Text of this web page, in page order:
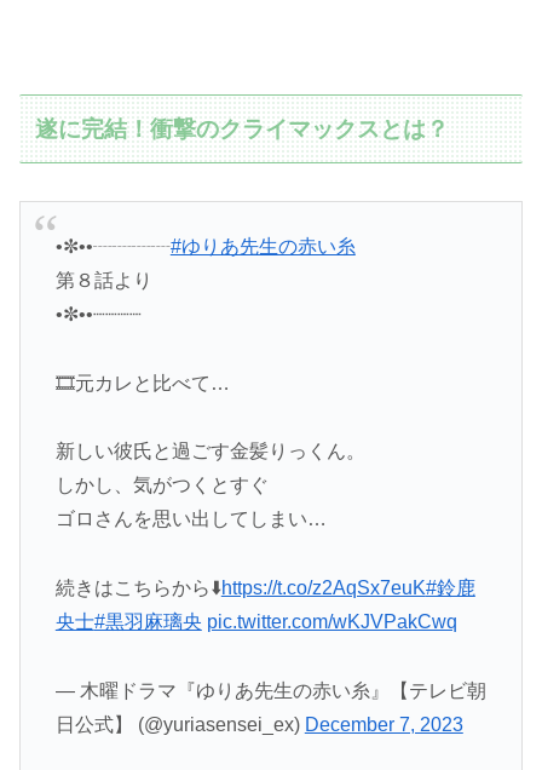
遂に完結！衝撃のクライマックスとは？
•✼••┈┈┈┈#ゆりあ先生の赤い糸
第８話より
•✼••┈┈┈┈
🎞️元カレと比べて…
新しい彼氏と過ごす金髪りっくん。
しかし、気がつくとすぐ
ゴロさんを思い出してしまい…
続きはこちらから⬇️https://t.co/z2AqSx7euK#鈴鹿
央士#黒羽麻璃央 pic.twitter.com/wKJVPakCwq
— 木曜ドラマ『ゆりあ先生の赤い糸』【テレビ朝
日公式】 (@yuriasensei_ex) December 7, 2023